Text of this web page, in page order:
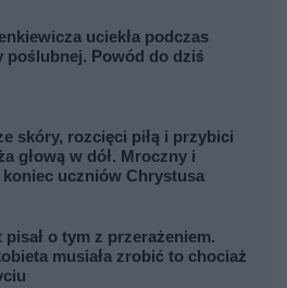
uciekła podczas
poślubnej. Powód do dziś
skóry, rozcięci piłą i przybici
głową w dół. Mroczny i
koniec uczniów Chrystusa
pisał o tym z przerażeniem.
musiała zrobić to chociaż